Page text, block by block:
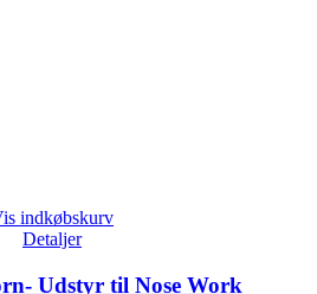
indkøbskurv
Detaljer
Udstyr til Nose Work